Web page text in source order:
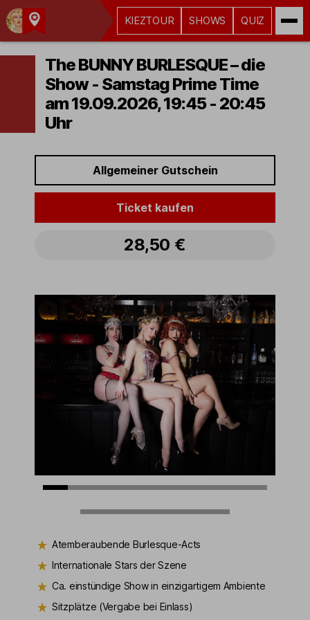
Kult-
Kieztouren
Hamburg
KIEZTOUR SHOWS QUIZ
The BUNNY BURLESQUE – die
Show - Samstag Prime Time
am 19.09.2026, 19:45 - 20:45
Uhr
Allgemeiner Gutschein
Ticket kaufen
28,50 €
Atemberaubende Burlesque-Acts
Internationale Stars der Szene
Ca. einstündige Show in einzigartigem Ambiente
Sitzplätze (Vergabe bei Einlass)